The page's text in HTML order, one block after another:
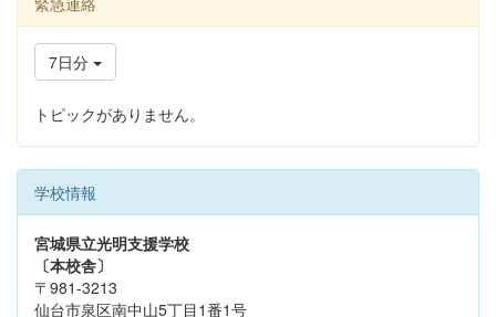
7日分
トピックがありません。
学校情報
宮城県立光明支援学校
〔本校舎〕
〒981-3213
仙台市泉区南中山5丁目1番1号